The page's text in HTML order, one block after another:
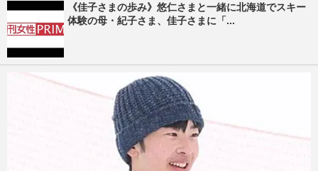
《佳子さまの歩み》悠仁さまと一緒に北海道でスキー
体験の母・紀子さま、佳子さまに「...